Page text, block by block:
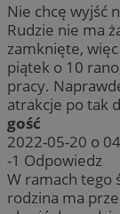
Nie chcę wyjść
Rudzie nie ma
zamknięte,
piątek o 10
pracy.
atrakcje po tak
gość
2022-05-20 o
-1 Odpowiedz
W ramach tego
rodzina ma